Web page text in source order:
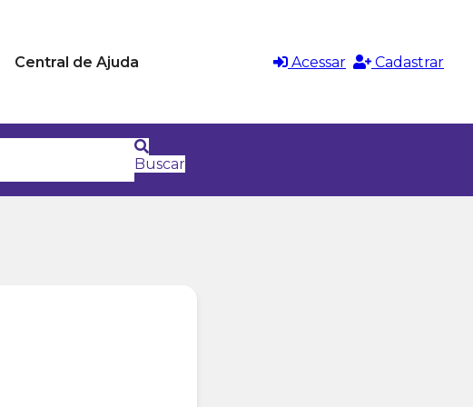
Central de Ajuda Acessar Cadastrar
Buscar